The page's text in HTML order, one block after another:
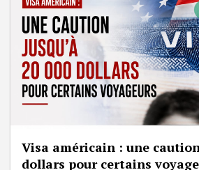
Visa américain : une caution
dollars pour certains